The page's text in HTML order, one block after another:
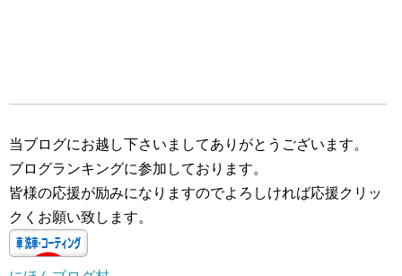
当ブログにお越し下さいましてありがとうございます。
ブログランキングに参加しております。
皆様の応援が励みになりますのでよろしければ応援クリッ
クくお願い致します。